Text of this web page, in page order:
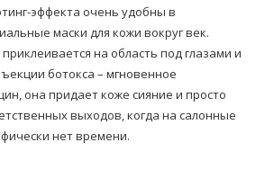
эффекта очень удобны в
маски для кожи вокруг век.
на область под глазами и
ботокса – мгновенное
она придает коже сияние и просто
выходов, когда на салонные
нет времени.